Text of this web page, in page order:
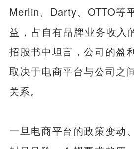
Merlin、Darty、OTTO等
益，占自有品牌业务收入
招股书中坦言，公司的盈
取决于电商平台与公司之
关系。
一旦电商平台的政策变动